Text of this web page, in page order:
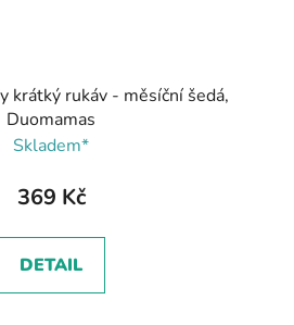
krátký rukáv - měsíční šedá,
Duomamas
Skladem*
369 Kč
DETAIL